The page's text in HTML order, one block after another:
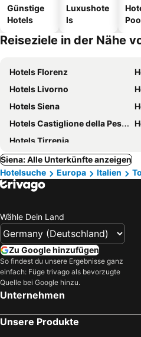
Günstige
Hotels
Luxushote
ls
Reiseziele in der Nähe
Hotels Florenz
Hotels Livorno
Hotels Siena
Hotels Castiglione della Pescaia
Hotels Tirrenia
Siena: Alle Unterkünfte anzeigen
Hotelsuche
Europa Italien
Wähle Dein Land
Zu Google hinzufügen
So findest du unsere Ergebnisse ganz
einfach: Füge trivago als bevorzugte
Quelle bei Google hinzu.
Unternehmen
Unsere Produkte